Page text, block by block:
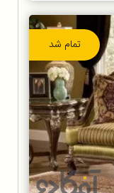
تمام شد